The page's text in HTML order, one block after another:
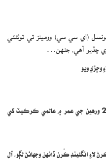
(اي سي سي) وومينز ٽي ٽوئنٽي
وڇڙي ويو
انگلينڊ جي جان ٽرنر 25 ورهين جي عمر ۾ عالمي ڪرڪيٽ کي
انگلينڊ ڪُرن ڏانهن وجهائڻ لڳو، آل